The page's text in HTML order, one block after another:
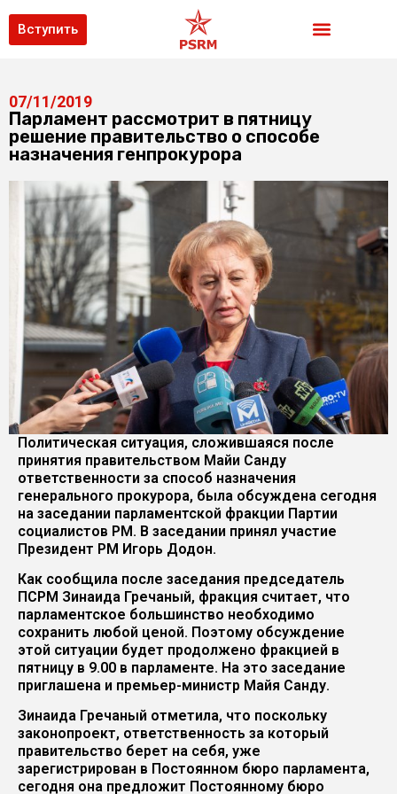
Вступить
07/11/2019
Парламент рассмотрит в пятницу
решение правительство о способе
назначения генпрокурора
Политическая ситуация, сложившаяся после
принятия правительством Майи Санду
ответственности за способ назначения
генерального прокурора, была обсуждена сегодня
на заседании парламентской фракции Партии
социалистов РМ. В заседании принял участие
Президент РМ Игорь Додон.
Как сообщила после заседания председатель
ПСРМ Зинаида Гречаный, фракция считает, что
парламентское большинство необходимо
сохранить любой ценой. Поэтому обсуждение
этой ситуации будет продолжено фракцией в
пятницу в 9.00 в парламенте. На это заседание
приглашена и премьер-министр Майя Санду.
Зинаида Гречаный отметила, что поскольку
законопроект, ответственность за который
правительство берет на себя, уже
зарегистрирован в Постоянном бюро парламента,
сегодня она предложит Постоянному бюро